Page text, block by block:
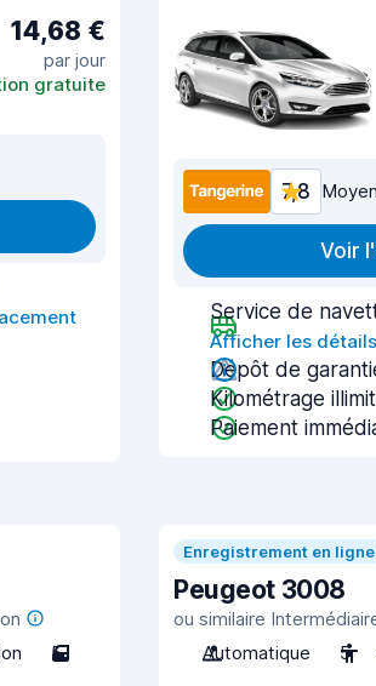
14,68 €
par jour
gratuite
7,8 Moyen
Voir
Service de
Afficher les
Dépôt de
Kilométrage
Paiement
5
Enregistrement en ligne
Peugeot 3008
ou similaire
Automatique
5